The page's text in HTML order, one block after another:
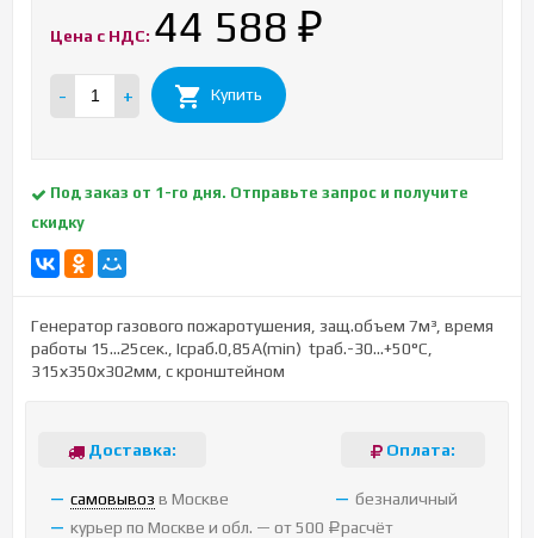
Цена с НДС: 44 588 ₽
- + Купить
Под заказ от 1-го дня. Отправьте запрос и получите
скидку
Генератор газового пожаротушения, защ.объем 7м³, время
работы 15…25сек., Iсраб.0,85А(min) tраб.-30…+50°С,
315х350х302мм, с кронштейном
Доставка:
cамовывоз в Москве
курьер по Москве и обл. — от 500 Р
Оплата:
безналичный
расчёт